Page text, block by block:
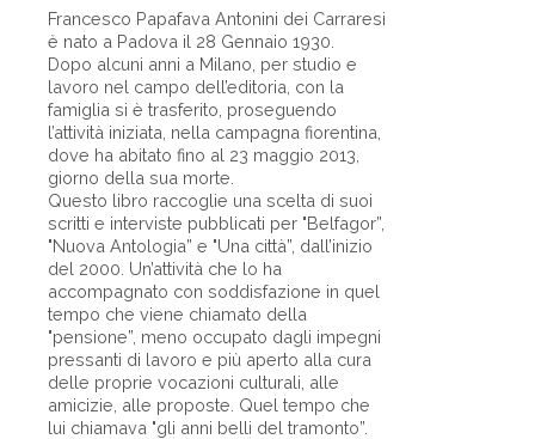
Francesco Papafava Antonini dei Carraresi
è nato a Padova il 28 Gennaio 1930.
Dopo alcuni anni a Milano, per studio e
lavoro nel campo dell’editoria, con la
famiglia si è trasferito, proseguendo
l’attività iniziata, nella campagna fiorentina,
dove ha abitato fino al 23 maggio 2013,
giorno della sua morte.
Questo libro raccoglie una scelta di suoi
scritti e interviste pubblicati per "Belfagor”,
"Nuova Antologia” e "Una città”, dall’inizio
del 2000. Un’attività che lo ha
accompagnato con soddisfazione in quel
tempo che viene chiamato della
"pensione”, meno occupato dagli impegni
pressanti di lavoro e più aperto alla cura
delle proprie vocazioni culturali, alle
amicizie, alle proposte. Quel tempo che
lui chiamava "gli anni belli del tramonto”.